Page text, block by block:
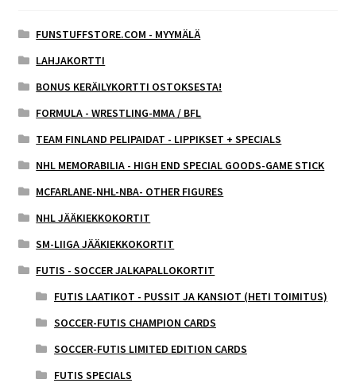
FUNSTUFFSTORE.COM - MYYMÄLÄ
LAHJAKORTTI
BONUS KERÄILYKORTTI OSTOKSESTA!
FORMULA - WRESTLING-MMA / BFL
TEAM FINLAND PELIPAIDAT - LIPPIKSET + SPECIALS
NHL MEMORABILIA - HIGH END SPECIAL GOODS-GAME STICK
MCFARLANE-NHL-NBA- OTHER FIGURES
NHL JÄÄKIEKKOKORTIT
SM-LIIGA JÄÄKIEKKOKORTIT
FUTIS - SOCCER JALKAPALLOKORTIT
FUTIS LAATIKOT - PUSSIT JA KANSIOT (HETI TOIMITUS)
SOCCER-FUTIS CHAMPION CARDS
SOCCER-FUTIS LIMITED EDITION CARDS
FUTIS SPECIALS